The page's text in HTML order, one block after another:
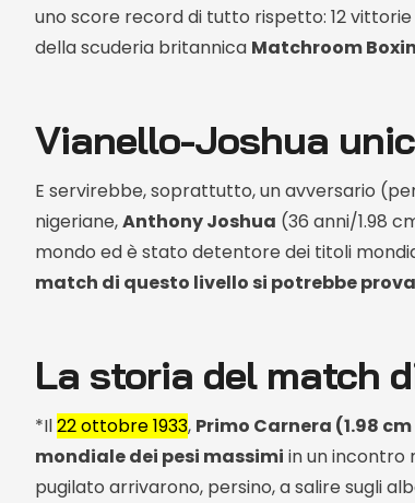
uno score record di tutto rispetto: 12
della scuderia britannica Matchroom
Vianello-Joshua
E servirebbe, soprattutto, un avversario
nigeriane,Anthony Joshua (36 anni/1.98
mondo ed è stato detentore dei titoli
match di questo livello si potrebbe
La storia del match
*Il22 ottobre 1933, Primo Carnera (1.98
mondiale dei pesi massimi in un incontro
pugilato arrivarono, persino, a salire sugli